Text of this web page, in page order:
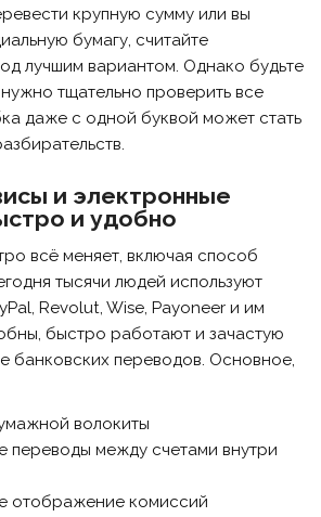
крупную сумму или вы
бумагу, считайте
лучшим вариантом. Однако будьте
тщательно проверить все
даже с одной буквой может стать
и электронные
и удобно
всё меняет, включая способ
тысячи людей используют
Revolut, Wise, Payoneer и им
быстро работают и зачастую
банковских переводов. Основное,
волокиты
переводы между счетами внутри
отображение комиссий